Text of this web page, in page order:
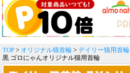
TOP > オリジナル猫首輪 > デイリー猫用首輪
黒 ゴロにゃんオリジナル猫用首輪